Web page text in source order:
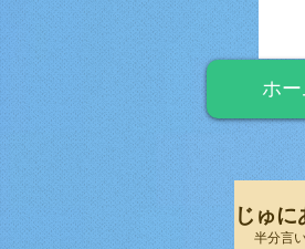
ホ
じゅ
半分言